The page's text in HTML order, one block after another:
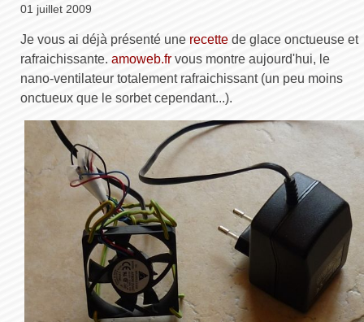
01 juillet 2009
Je vous ai déjà présenté une recette de glace onctueuse et
rafraichissante. amoweb.fr vous montre aujourd'hui, le
nano-ventilateur totalement rafraichissant (un peu moins
onctueux que le sorbet cependant...).